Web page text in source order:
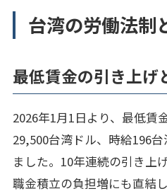
台湾の労働法制
最低賃金の引き上げ
2026年1月1日より、最低賃
29,500台湾ドル、時給196
ました。10年連続の引き上
職金積立の負担増にも直結